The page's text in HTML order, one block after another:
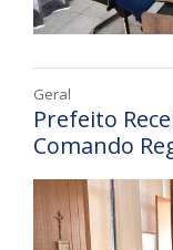
Geral
Prefeito
Comando